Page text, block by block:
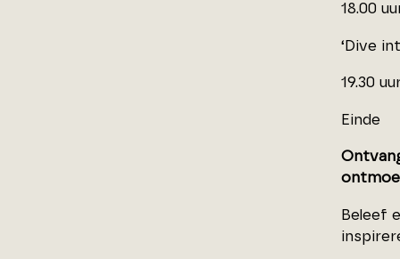
18.00
‘Dive
19.30
Einde
Beleef